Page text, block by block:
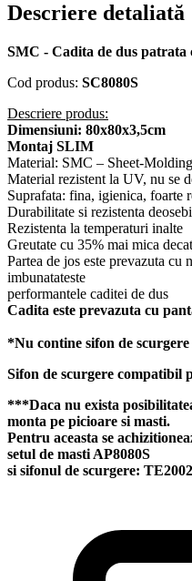
Descriere detaliată
SMC - Cadita de dus
Cod produs: SC8080S
Descriere produs:
Dimensiuni: 80x80x3,5cm
Montaj SLIM
Material: SMC – Sheet-
Material rezistent la UV, nu se
Suprafata: fina, igienica, foarte
Durabilitate si rezistenta
Rezistenta la temperaturi inalte
Greutate cu 35% mai mica
Partea de jos este prevazuta cu
imbunatateste
performantele caditei de dus
Cadita este prevazuta cu
*Nu contine sifon de scurgere
Sifon de scurgere
***Daca nu exista
monta pe picioare si masti.
Pentru aceasta se
setul de masti AP8080S
si sifonul de scurgere: